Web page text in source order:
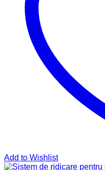
Add to Wishlist